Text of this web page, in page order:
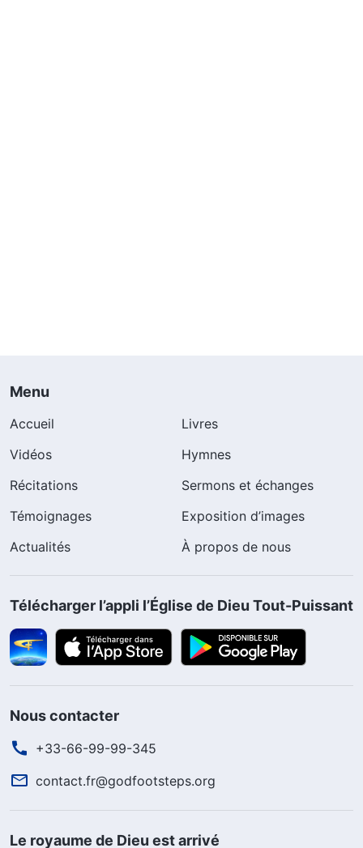
Menu
Accueil
Livres
Vidéos
Hymnes
Récitations
Sermons et échanges
Témoignages
Exposition d’images
Actualités
À propos de nous
Télécharger l’appli l’Église de Dieu Tout-Puissant
Nous contacter
+33-66-99-99-345
contact.fr@godfootsteps.org
Le royaume de Dieu est arrivé